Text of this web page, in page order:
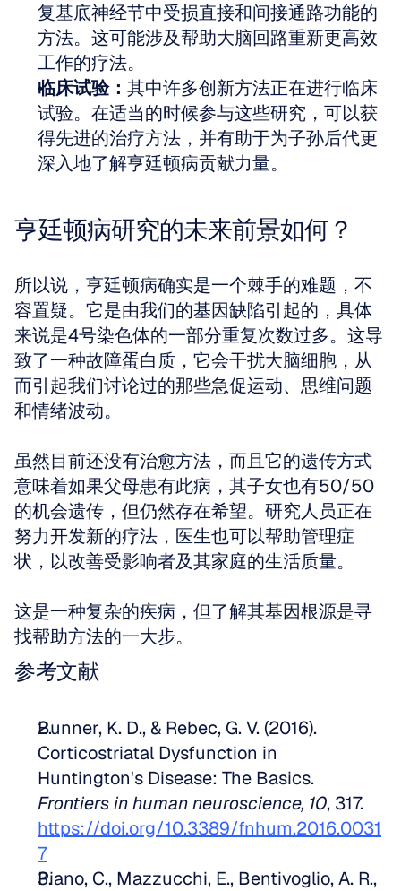
复基底神经节中受损直接和间接通路功能的
方法。这可能涉及帮助大脑回路重新更高效
工作的疗法。
临床试验： 其中许多创新方法正在进行临床
试验。在适当的时候参与这些研究，可以获
得先进的治疗方法，并有助于为子孙后代更
深入地了解亨廷顿病贡献力量。
亨廷顿病研究的未来前景如何？
所以说，亨廷顿病确实是一个棘手的难题，不
容置疑。它是由我们的基因缺陷引起的，具体
来说是4号染色体的一部分重复次数过多。这导
致了一种故障蛋白质，它会干扰大脑细胞，从
而引起我们讨论过的那些急促运动、思维问题
和情绪波动。
虽然目前还没有治愈方法，而且它的遗传方式
意味着如果父母患有此病，其子女也有50/50
的机会遗传，但仍然存在希望。研究人员正在
努力开发新的疗法，医生也可以帮助管理症
状，以改善受影响者及其家庭的生活质量。
这是一种复杂的疾病，但了解其基因根源是寻
找帮助方法的一大步。
参考文献
Bunner, K. D., & Rebec, G. V. (2016).
Corticostriatal Dysfunction in
Frontiers in human neuroscience, 10
https://doi.org/10.3389/fnhum.2016.0031
7
Piano, C., Mazzucchi, E., Bentivoglio, A. R.,